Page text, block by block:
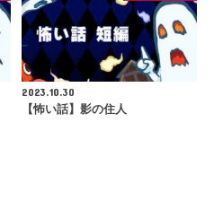
2023.10.30
【怖い話】影の住人